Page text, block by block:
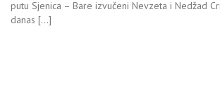
putu Sjenica – Bare izvučeni Nevzeta i Nedžad
danas […]